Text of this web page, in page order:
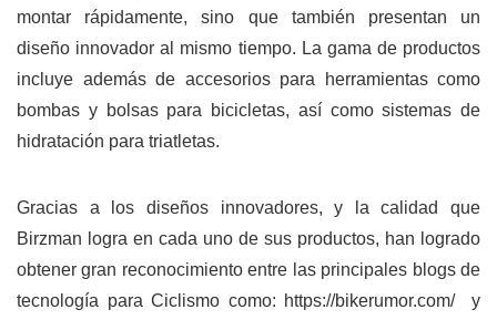
montar rápidamente, sino que también presentan un
diseño innovador al mismo tiempo. La gama de productos
incluye además de accesorios para herramientas como
bombas y bolsas para bicicletas, así como sistemas de
hidratación para triatletas.
Gracias a los diseños innovadores, y la calidad que
Birzman logra en cada uno de sus productos, han logrado
obtener gran reconocimiento entre las principales blogs de
tecnología para Ciclismo como: https://bikerumor.com/ y